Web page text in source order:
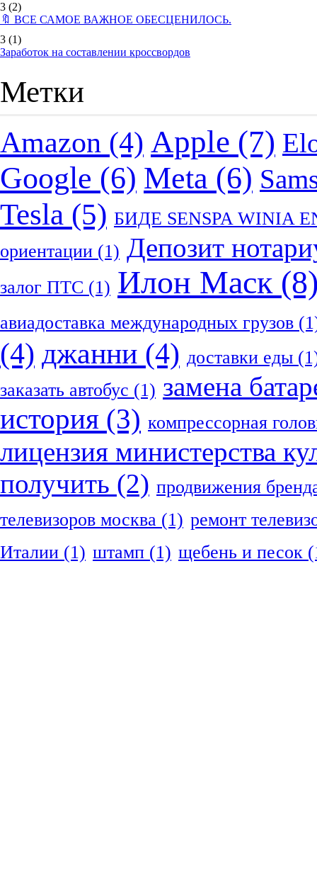
3 (2)
🔖 ВСЕ САМОЕ ВАЖНОЕ ОБЕСЦЕНИЛОСЬ.
3 (1)
Заработок на составлении кроссвордов
Метки
Amazon (4) Apple (7)
Google (6) Meta (6)
Tesla (5) БИДЕ SENSPA WINIA
ориентации (1) Депозит
залог ПТС (1) Илон Маск
авиадоставка международных грузов
(4) джанни (4) доставки еды
заказать автобус (1) замена
история (3) компрессорная
лицензия министерства
получить (2) продвижения
телевизоров москва (1) ремонт
Италии (1) штамп (1) щебень и песок